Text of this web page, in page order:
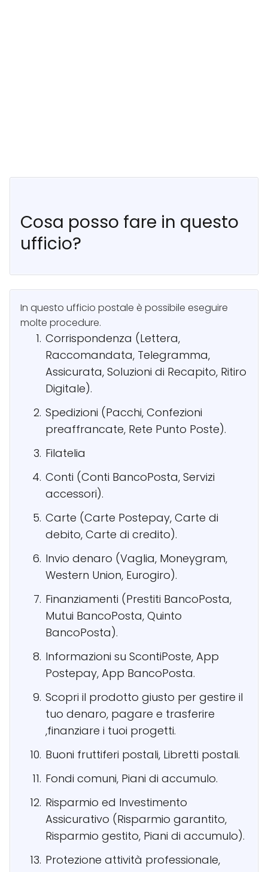
Cosa posso fare in questo
ufficio?
In questo ufficio postale è possibile eseguire
molte procedure.
Corrispondenza (Lettera,
Raccomandata, Telegramma,
Assicurata, Soluzioni di Recapito, Ritiro
Digitale).
Spedizioni (Pacchi, Confezioni
preaffrancate, Rete Punto Poste).
Filatelia
Conti (Conti BancoPosta, Servizi
accessori).
Carte (Carte Postepay, Carte di
debito, Carte di credito).
Invio denaro (Vaglia, Moneygram,
Western Union, Eurogiro).
Finanziamenti (Prestiti BancoPosta,
Mutui BancoPosta, Quinto
BancoPosta).
Informazioni su ScontiPoste, App
Postepay, App BancoPosta.
Scopri il prodotto giusto per gestire il
tuo denaro, pagare e trasferire
,finanziare i tuoi progetti.
Buoni fruttiferi postali, Libretti postali.
Fondi comuni, Piani di accumulo.
Risparmio ed Investimento
Assicurativo (Risparmio garantito,
Risparmio gestito, Piani di accumulo).
Protezione attività professionale,